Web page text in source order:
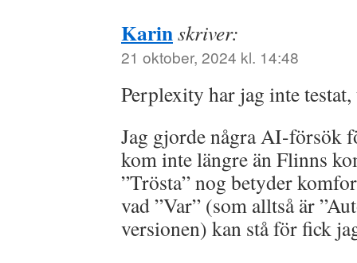
Karinskriver:
21 oktober, 2024 kl. 14:48
Perplexity har jag inte
Jag gjorde några AI-försök
kom inte längre än Flinns
”Trösta” nog betyder
vad ”Var” (som alltså är
versionen) kan stå för fick